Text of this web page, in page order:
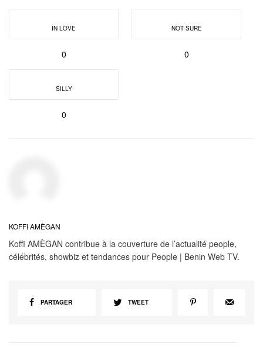
IN LOVE
0
NOT SURE
0
SILLY
0
KOFFI AMÈGAN
Koffi AMÈGAN contribue à la couverture de l’actualité people,
célébrités, showbiz et tendances pour People | Benin Web TV.
PARTAGER TWEET